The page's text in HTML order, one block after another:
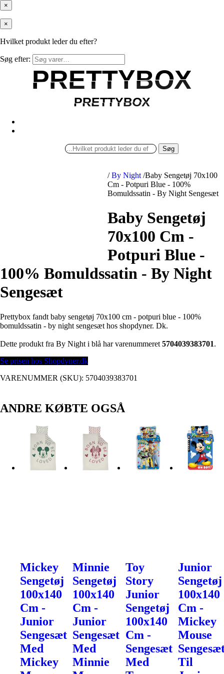
×
×
Hvilket produkt leder du efter?
Søg efter:
PRETTYBOX
PRETTYBOX
PRETTYBOX
PRETTYBOX
Søg
/ By Night /Baby Sengetøj 70x100
Cm - Potpuri Blue - 100%
Bomuldssatin - By Night Sengesæt
Baby Sengetøj
70x100 Cm -
Potpuri Blue -
100% Bomuldssatin - By Night
Sengesæt
Prettybox fandt baby sengetøj 70x100 cm - potpuri blue - 100%
bomuldssatin - by night sengesæt hos shopdyner. Dk.
Dette produkt fra By Night i blå har varenummeret 5704039383701.
Se prisen hos Shopdyner.dk
VARENUMMER (SKU): 5704039383701
ANDRE KØBTE OGSÅ
Mickey
Sengetøj
100x140
Cm -
Junior
Sengesæt
Med
Mickey
Minnie
Sengetøj
100x140
Cm -
Junior
Sengesæt
Med
Minnie
Toy
Story
Junior
Sengetøj
100x140
Cm -
Sengesæt
Med
Junior
Sengetøj
100x140
Cm -
Mickey
Mouse
Til